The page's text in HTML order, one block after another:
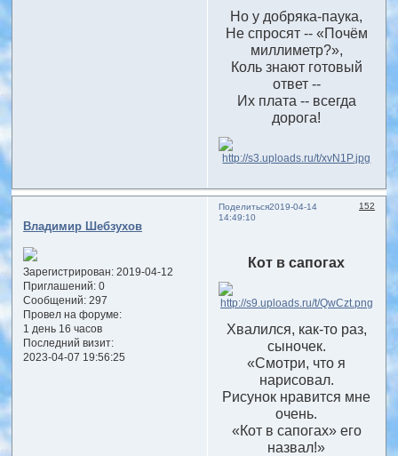
Но у добряка-паука,
Не спросят -- «Почём
миллиметр?»,
Коль знают готовый
ответ --
Их плата -- всегда
дорога!
Поделиться 152
2019-04-14
14:49:10
Владимир Шебзухов
Зарегистрирован: 2019-04-12
Приглашений:0
Сообщений:297
Провел на форуме:
1 день 16 часов
Последний визит:
2023-04-07 19:56:25
Кот в сапогах
Хвалился, как-то раз,
сыночек.
«Смотри, что я
нарисовал.
Рисунок нравится мне
очень.
«Кот в сапогах» его
назвал!»